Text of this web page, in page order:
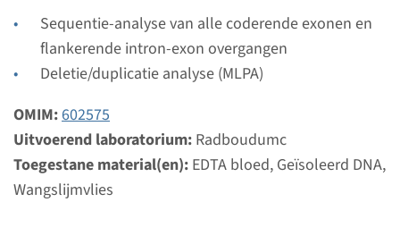
Sequentie-analyse van alle coderende exonen en
flankerende intron-exon overgangen
Deletie/duplicatie analyse (MLPA)
OMIM:602575
Uitvoerend laboratorium: Radboudumc
Toegestane material(en): EDTA bloed, Geïsoleerd DNA,
Wangslijmvlies